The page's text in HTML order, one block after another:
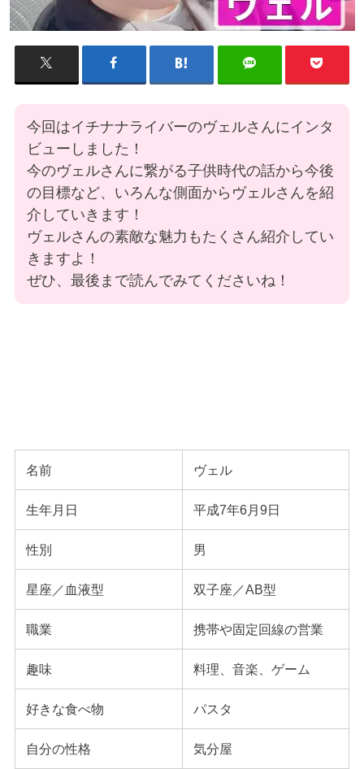
今回はイチナナライバーのヴェルさんにインタ
ビューしました！
今のヴェルさんに繋がる子供時代の話から今後
の目標など、いろんな側面からヴェルさんを紹
介していきます！
ヴェルさんの素敵な魅力もたくさん紹介してい
きますよ！
ぜひ、最後まで読んでみてくださいね！
名前 ヴェル
生年月日 平成7年6月9日
性別 男
星座／血液型 双子座／AB型
職業 携帯や固定回線の営業
趣味 料理、音楽、ゲーム
好きな食べ物 パスタ
自分の性格 気分屋